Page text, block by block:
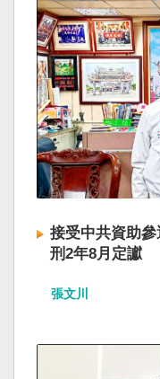
接受中共資助
刑2年8月定讞
張文川